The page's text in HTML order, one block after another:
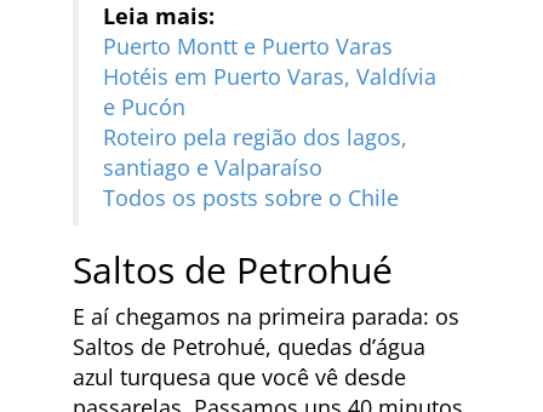
Leia mais:
Puerto Montt e Puerto Varas
Hotéis em Puerto Varas, Valdívia
e Pucón
Roteiro pela região dos lagos,
santiago e Valparaíso
Todos os posts sobre o Chile
Saltos de Petrohué
E aí chegamos na primeira parada: os
Saltos de Petrohué, quedas d’água
azul turquesa que você vê desde